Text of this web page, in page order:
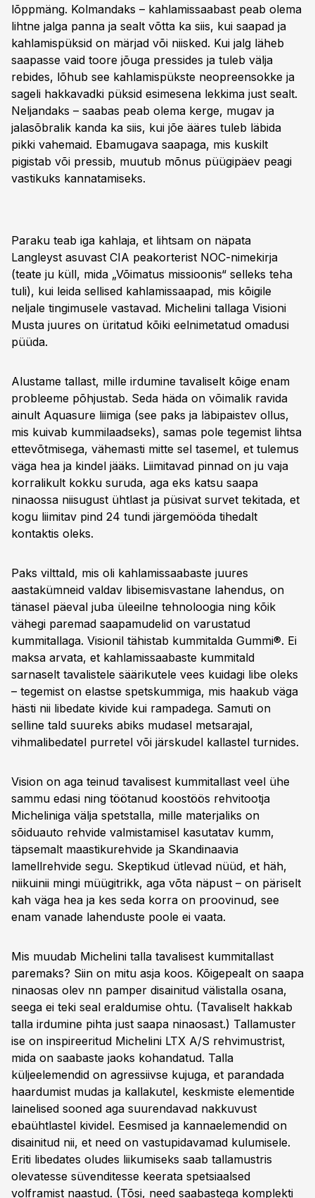
lõppmäng. Kolmandaks – kahlamissaabast peab olema
lihtne jalga panna ja sealt võtta ka siis, kui saapad ja
kahlamispüksid on märjad või niisked. Kui jalg läheb
saapasse vaid toore jõuga pressides ja tuleb välja
rebides, lõhub see kahlamispükste neopreensokke ja
sageli hakkavadki püksid esimesena lekkima just sealt.
Neljandaks – saabas peab olema kerge, mugav ja
jalasõbralik kanda ka siis, kui jõe ääres tuleb läbida
pikki vahemaid. Ebamugava saapaga, mis kuskilt
pigistab või pressib, muutub mõnus püügipäev peagi
vastikuks kannatamiseks.
Paraku teab iga kahlaja, et lihtsam on näpata
Langleyst asuvast CIA peakorterist NOC-nimekirja
(teate ju küll, mida „Võimatus missioonis“ selleks teha
tuli), kui leida sellised kahlamissaapad, mis kõigile
neljale tingimusele vastavad. Michelini tallaga Visioni
Musta juures on üritatud kõiki eelnimetatud omadusi
püüda.
Alustame tallast, mille irdumine tavaliselt kõige enam
probleeme põhjustab. Seda häda on võimalik ravida
ainult Aquasure liimiga (see paks ja läbipaistev ollus,
mis kuivab kummilaadseks), samas pole tegemist lihtsa
ettevõtmisega, vähemasti mitte sel tasemel, et tulemus
väga hea ja kindel jääks. Liimitavad pinnad on ju vaja
korralikult kokku suruda, aga eks katsu saapa
ninaossa niisugust ühtlast ja püsivat survet tekitada, et
kogu liimitav pind 24 tundi järgemööda tihedalt
kontaktis oleks.
Paks vilttald, mis oli kahlamissaabaste juures
aastakümneid valdav libisemisvastane lahendus, on
tänasel päeval juba üleeilne tehnoloogia ning kõik
vähegi paremad saapamudelid on varustatud
kummitallaga. Visionil tähistab kummitalda Gummi®. Ei
maksa arvata, et kahlamissaabaste kummitald
sarnaselt tavalistele säärikutele vees kuidagi libe oleks
– tegemist on elastse spetskummiga, mis haakub väga
hästi nii libedate kivide kui rampadega. Samuti on
selline tald suureks abiks mudasel metsarajal,
vihmalibedatel purretel või järskudel kallastel turnides.
Vision on aga teinud tavalisest kummitallast veel ühe
sammu edasi ning töötanud koostöös rehvitootja
Micheliniga välja spetstalla, mille materjaliks on
sõiduauto rehvide valmistamisel kasutatav kumm,
täpsemalt maastikurehvide ja Skandinaavia
lamellrehvide segu. Skeptikud ütlevad nüüd, et häh,
niikuinii mingi müügitrikk, aga võta näpust – on päriselt
kah väga hea ja kes seda korra on proovinud, see
enam vanade lahenduste poole ei vaata.
Mis muudab Michelini talla tavalisest kummitallast
paremaks? Siin on mitu asja koos. Kõigepealt on saapa
ninaosas olev nn pamper disainitud välistalla osana,
seega ei teki seal eraldumise ohtu. (Tavaliselt hakkab
talla irdumine pihta just saapa ninaosast.) Tallamuster
ise on inspireeritud Michelini LTX A/S rehvimustrist,
mida on saabaste jaoks kohandatud. Talla
küljeelemendid on agressiivse kujuga, et parandada
haardumist mudas ja kallakutel, keskmiste elementide
lainelised sooned aga suurendavad nakkuvust
ebaühtlastel kividel. Eesmised ja kannaelemendid on
disainitud nii, et need on vastupidavamad kulumisele.
Eriti libedates oludes liikumiseks saab tallamustris
olevatesse süvenditesse keerata spetsiaalsed
volframist naastud. (Tõsi, need saabastega komplekti